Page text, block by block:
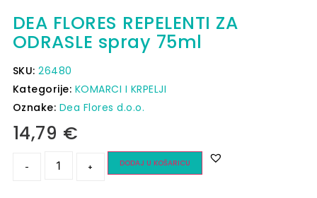
DEA FLORES REPELENTI ZA
ODRASLE spray 75ml
SKU:26480
Kategorije: KOMARCI I KRPELJI
Oznake: Dea Flores d.o.o.
14,79 €
- + DODAJ U KOŠARICU